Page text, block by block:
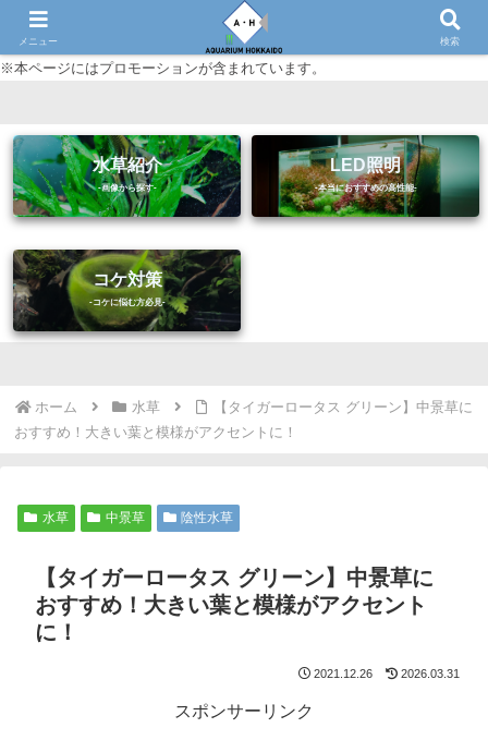
初心者に優しいアクアリウム（熱帯魚・水草等）情報サイト
※本ページにはプロモーションが含まれています。
水草紹介 LED照明
コケ対策
ホーム 水草
【タイガーロータス グリーン】中景草に
おすすめ！大きい葉と模様がアクセントに！
水草 中景草 陰性水草
【タイガーロータス グリーン】中景草に
おすすめ！大きい葉と模様がアクセント
に！
2021.12.26 2026.03.31
スポンサーリンク
メニュー 検索